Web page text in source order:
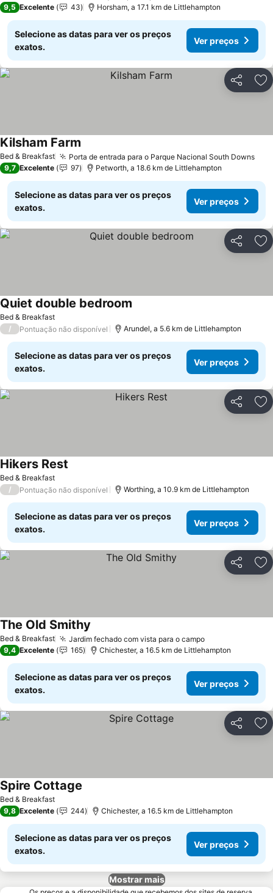
9,5 Excelente 43 Horsham, a 17.1 km de Littlehampton
Selecione as datas para ver os preços
exatos.
Ver preços
Partilhar
Bed & Breakfast Porta de entrada para o Parque Nacional South DownsVer
Kilsham Farm
9,7 Excelente 97 Petworth, a 18.6 km de Littlehampton
Selecione as datas para ver os preços
exatos.
Ver preços
Partilhar
Bed & Breakfast
Quiet double bedroom
/ Pontuação não disponível Arundel, a 5.6 km de Littlehampton
Selecione as datas para ver os preços
exatos.
Ver preços
Partilhar
Bed & Breakfast
Hikers Rest
/ Pontuação não disponível Worthing, a 10.9 km de Littlehampton
Selecione as datas para ver os preços
exatos.
Ver preços
Partilhar
Bed & Breakfast Jardim fechado com vista para o campoVer preços
The Old Smithy
9,4 Excelente 165 Chichester, a 16.5 km de Littlehampton
Selecione as datas para ver os preços
exatos.
Ver preços
Partilhar
Bed & Breakfast
Spire Cottage
9,8 Excelente 244 Chichester, a 16.5 km de Littlehampton
Selecione as datas para ver os preços
exatos.
Ver preços
Mostrar mais